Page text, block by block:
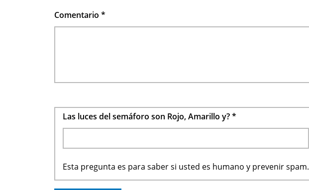
Comentario *
Las luces del semáforo son Rojo, Amarillo y?*
Esta pregunta es para saber si usted es humano y prevenir spam.